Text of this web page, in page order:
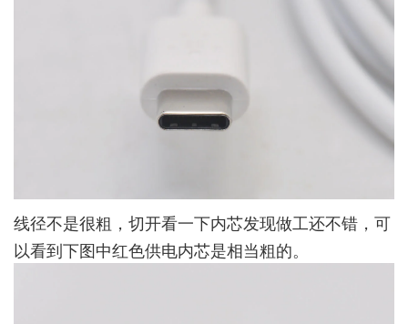
线径不是很粗，切开看一下内芯发现做工还不错，可
以看到下图中红色供电内芯是相当粗的。